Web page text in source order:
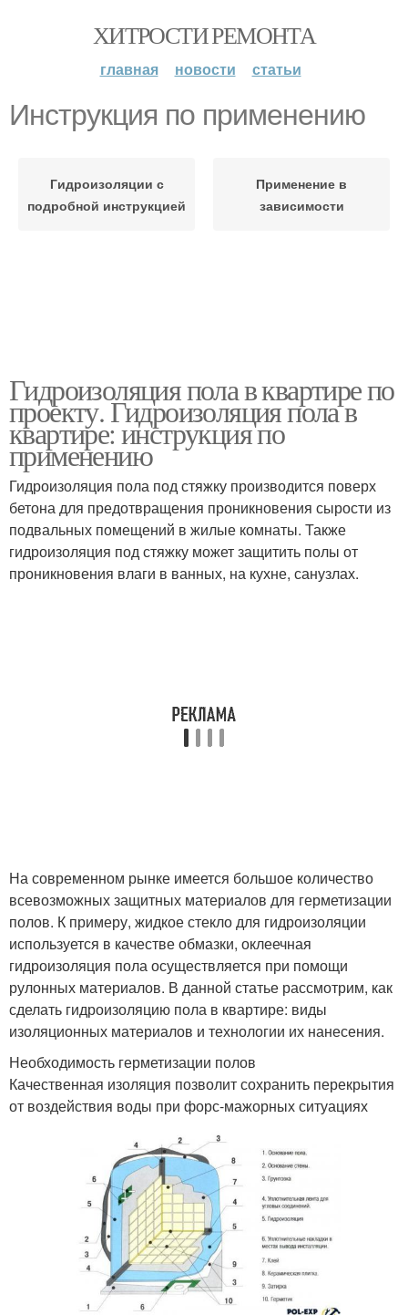
ХИТРОСТИ РЕМОНТА
главная новости статьи
Инструкция по применению
Гидроизоляции с
подробной инструкцией
Применение в
зависимости
Гидроизоляция пола в квартире по
проекту. Гидроизоляция пола в
квартире: инструкция по
применению
Гидроизоляция пола под стяжку производится поверх
бетона для предотвращения проникновения сырости из
подвальных помещений в жилые комнаты. Также
гидроизоляция под стяжку может защитить полы от
проникновения влаги в ванных, на кухне, санузлах.
На современном рынке имеется большое количество
всевозможных защитных материалов для герметизации
полов. К примеру, жидкое стекло для гидроизоляции
используется в качестве обмазки, оклеечная
гидроизоляция пола осуществляется при помощи
рулонных материалов. В данной статье рассмотрим, как
сделать гидроизоляцию пола в квартире: виды
изоляционных материалов и технологии их нанесения.
Необходимость герметизации полов
Качественная изоляция позволит сохранить перекрытия
от воздействия воды при форс-мажорных ситуациях